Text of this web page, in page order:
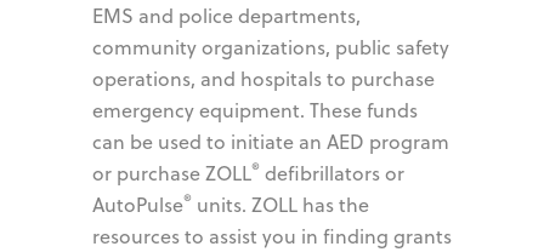
EMS and police departments,
community organizations, public safety
operations, and hospitals to purchase
emergency equipment. These funds
can be used to initiate an AED program
or purchase ZOLL® defibrillators or
AutoPulse® units. ZOLL has the
resources to assist you in finding grants